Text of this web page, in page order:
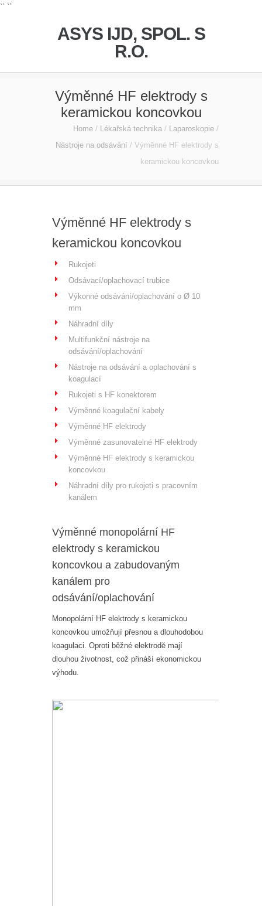
`` ``
ASYS IJD, SPOL. S
R.O.
Výměnné HF elektrody s
keramickou koncovkou
Home / Lékařská technika / Laparoskopie /
Nástroje na odsávání / Výměnné HF elektrody s
keramickou koncovkou
Výměnné HF elektrody s
keramickou koncovkou
Rukojeti
Odsávací/oplachovací trubice
Výkonné odsávání/oplachování o Ø 10
mm
Náhradní díly
Multifunkční nástroje na
odsávání/oplachování
Nástroje na odsávání a oplachování s
koagulací
Rukojeti s HF konektorem
Výměnné koagulační kabely
Výměnné HF elektrody
Výměnné zasunovatelné HF elektrody
Výměnné HF elektrody s keramickou
koncovkou
Náhradní díly pro rukojeti s pracovním
kanálem
Výměnné monopolární HF
elektrody s keramickou
koncovkou a zabudovaným
kanálem pro
odsávání/oplachování
Monopolární HF elektrody s keramickou
koncovkou umožňují přesnou a dlouhodobou
koagulaci. Oproti běžné elektrodě mají
dlouhou životnost, což přináší ekonomickou
výhodu.